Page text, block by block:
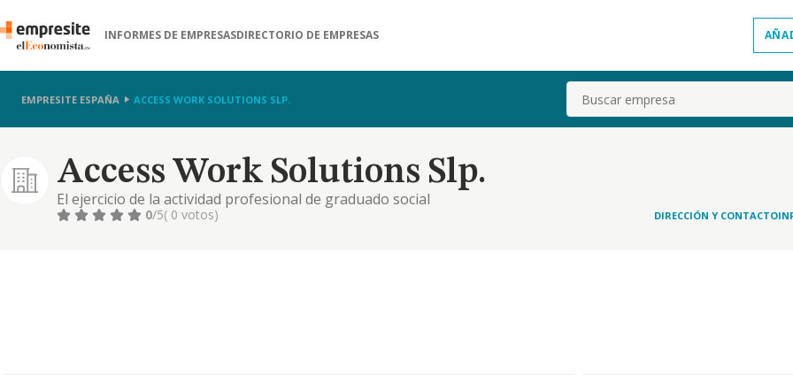
INFORMES DE EMPRESASDIRECTORIO DE EMPRESAS
EMPRESITE ESPAÑA ACCESS WORK SOLUTIONS SLP. Buscar
Access Work Solutions Slp.
El ejercicio de la actividad profesional de graduado social
0/5( 0 votos) DIRECCIÓN Y CONTACTO